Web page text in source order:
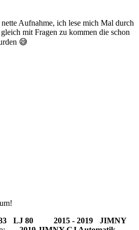
Aufnahme, ich lese mich Mal durch
mit Fragen zu kommen die schon
😅
LJ 80 2015 - 2019
JIMNY